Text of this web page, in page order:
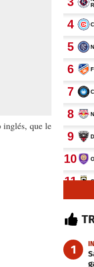
inglés, que le
1